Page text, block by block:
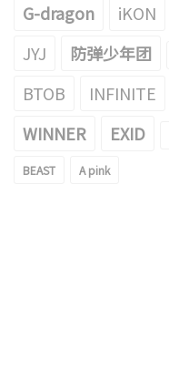
G-dragon iKON
JYJ 防弹少年团
BTOB INFINITE
WINNER
EXID
BEAST A pink